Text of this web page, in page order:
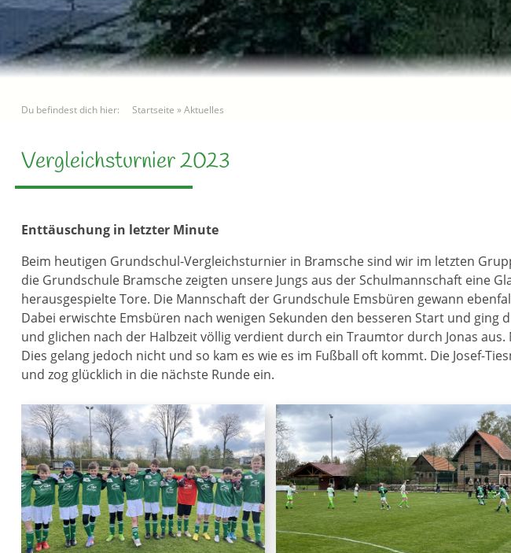
Du befindest dich hier: Startseite »Aktuelles
Vergleichsturnier 2023
Enttäuschung in letzter Minute
Beim heutigen Grundschul-Vergleichsturnier in Bramsche sind wir im letzten
die Grundschule Bramsche zeigten unsere Jungs aus der Schulmannschaft eine
herausgespielte Tore. Die Mannschaft der Grundschule Emsbüren gewann
Dabei erwischte Emsbüren nach wenigen Sekunden den besseren Start und
und glichen nach der Halbzeit völlig verdient durch ein Traumtor durch Jonas
Dies gelang jedoch nicht und so kam es wie es im Fußball oft kommt. Die Josef-
und zog glücklich in die nächste Runde ein.